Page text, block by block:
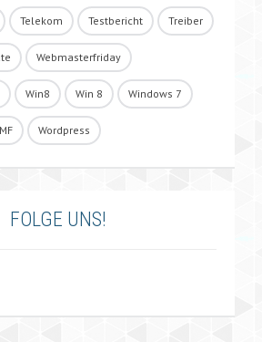
Telekom Testbericht Treiber
Webmasterfriday
Win8 Win 8 Windows 7
Wordpress
FOLGE UNS!